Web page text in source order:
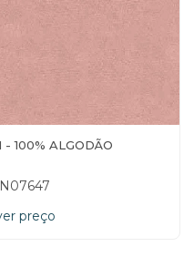
100% ALGODÃO
preço